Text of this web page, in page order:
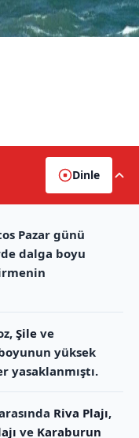
Dinle
Pazar günü
dalga boyu
Şile ve
yüksek
yasaklanmıştı.
Riva Plajı,
ve Karaburun